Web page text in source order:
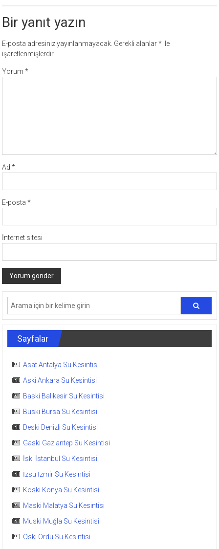
Bir yanıt yazın
E-posta adresiniz yayınlanmayacak. Gerekli alanlar* ile
işaretlenmişlerdir
Yorum*
Ad*
E-posta*
İnternet sitesi
Sayfalar
Asat Antalya Su Kesintisi
Aski Ankara Su Kesintisi
Baski Balıkesir Su Kesintisi
Buski Bursa Su Kesintisi
Deski Denizli Su Kesintisi
Gaski Gaziantep Su Kesintisi
İski İstanbul Su Kesintisi
İzsu İzmir Su Kesintisi
Koski Konya Su Kesintisi
Maski Malatya Su Kesintisi
Muski Muğla Su Kesintisi
Oski Ordu Su Kesintisi